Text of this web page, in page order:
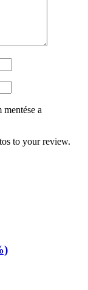
a
to your review.